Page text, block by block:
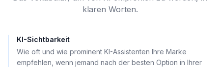
klaren Worten.
KI-Sichtbarkeit
Wie oft und wie prominent KI-Assistenten Ihre Marke
empfehlen, wenn jemand nach der besten Option in Ihrer